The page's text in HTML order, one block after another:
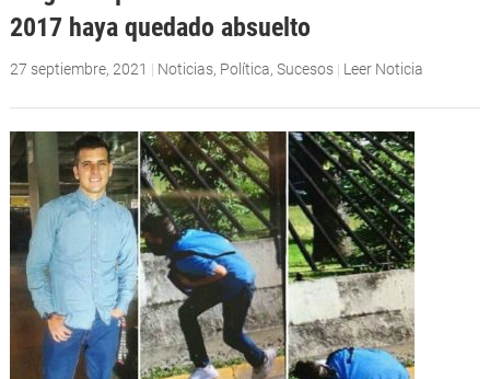
2017 haya quedado absuelto
27 septiembre, 2021 | Noticias, Política, Sucesos | Leer Noticia